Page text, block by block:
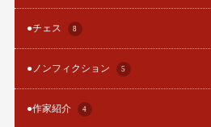
●チェス 8
●ノンフィクション 5
●作家紹介 4